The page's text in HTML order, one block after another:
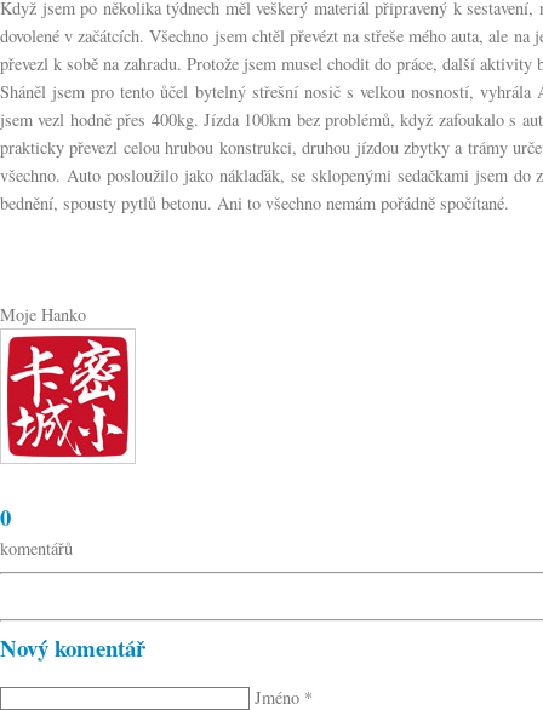
Když jsem po několika týdnech měl veškerý materiál připravený k
dovolené v začátcích. Všechno jsem chtěl převézt na střeše mého auta, ale
převezl k sobě na zahradu. Protože jsem musel chodit do práce, další aktivity
Sháněl jsem pro tento ůčel bytelný střešní nosič s velkou nosností,
jsem vezl hodně přes 400kg. Jízda 100km bez problémů, když zafoukalo s
prakticky převezl celou hrubou konstrukci, druhou jízdou zbytky a trámy
všechno. Auto posloužilo jako náklaďák, se sklopenými sedačkami jsem do
bednění, spousty pytlů betonu. Ani to všechno nemám pořádně spočítané.
Moje Hanko
0
komentářů
Nový komentář
Jméno *